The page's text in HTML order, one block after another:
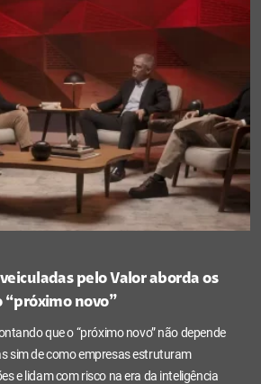
pelo Valor aborda os
“próximo novo”
que o “próximo novo” não depende
sim de como empresas estruturam
e lidam com risco na era da inteligência